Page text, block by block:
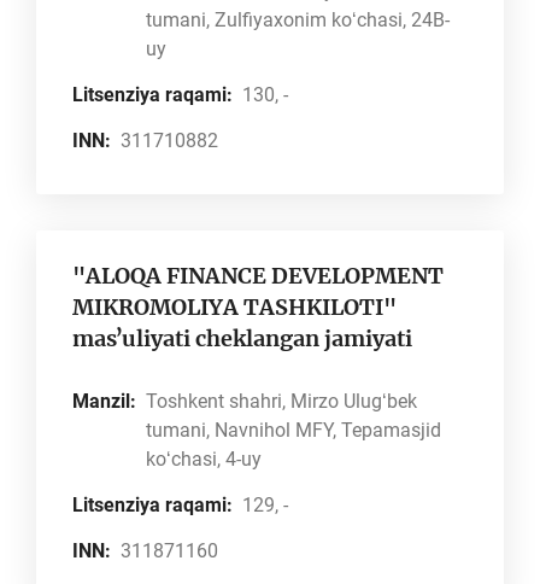
tumani, Zulfiyaxonim koʻchasi, 24B-
uy
Litsenziya raqami: 130, -
INN: 311710882
"ALOQA FINANCE DEVELOPMENT
MIKROMOLIYA TASHKILOTI"
masʼuliyati cheklangan jamiyati
Manzil: Toshkent shahri, Mirzo Ulugʻbek
tumani, Navnihol MFY, Tepamasjid
koʻchasi, 4-uy
Litsenziya raqami: 129, -
INN: 311871160